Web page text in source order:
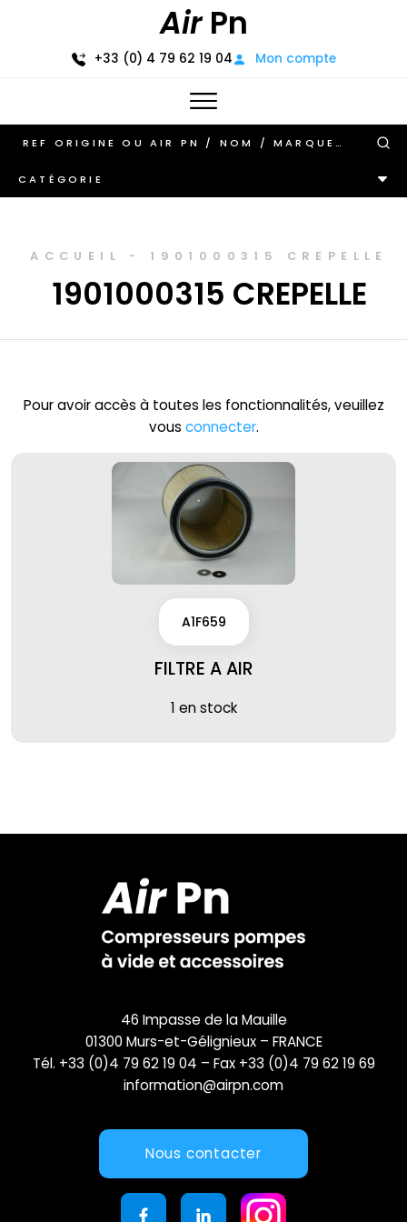
AirPn
+33 (0) 4 79 62 19 04 Mon compte
CATÉGORIE
ACCUEIL - 1901000315 CREPELLE
1901000315 CREPELLE
Pour avoir accès à toutes les fonctionnalités, veuillez
vous connecter.
A1F659
FILTRE A AIR
1 en stock
46 Impasse de la Mauille
01300 Murs-et-Gélignieux – FRANCE
Tél. +33 (0)4 79 62 19 04 – Fax +33 (0)4 79 62 19 69
information@airpn.com
Nous contacter